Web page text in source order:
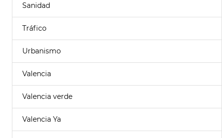
Sanidad
Tráfico
Urbanismo
Valencia
Valencia verde
Valencia Ya